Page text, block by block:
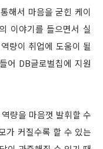
해서 마음을 굳힌 케이
이야기를 들으면서 실
량이 취업에 도움이 될
어 DB글로벌칩에 지원
량을 마음껏 발휘할 수
가 커질수록 할 수 있는